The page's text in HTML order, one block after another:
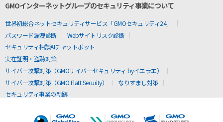
GMOインターネットグループのセキュリティ事業について
世界初総合ネットセキュリティサービス「GMOセキュリティ24」
パスワード漏洩診断
Webサイトリスク診断
セキュリティ相談AIチャットボット
実在証明・盗聴対策
サイバー攻撃対策（GMOサイバーセキュリティ byイエラエ）
サイバー攻撃対策（GMO Flatt Security）
なりすまし対策
セキュリティ事業の軌跡